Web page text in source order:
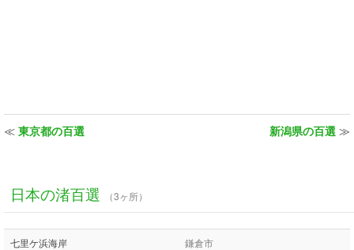
≪ 東京都の百選 新潟県の百選 ≫
日本の渚百選 （3ヶ所）
七里ケ浜海岸 鎌倉市